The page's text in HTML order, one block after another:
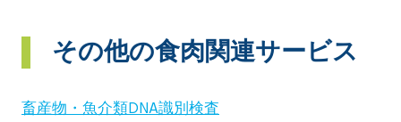
その他の食肉関連サービス
畜産物・魚介類DNA識別検査